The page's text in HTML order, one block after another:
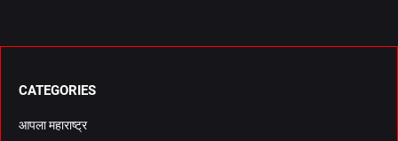
CATEGORIES
आपला महाराष्ट्र